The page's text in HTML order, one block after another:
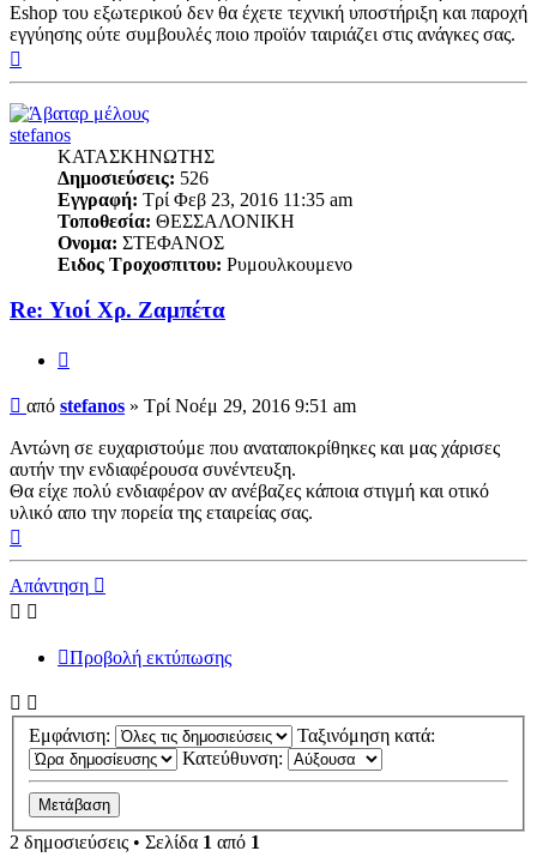
Eshop του εξωτερικού δεν θα έχετε τεχνική υποστήριξη και παροχή
εγγύησης ούτε συμβουλές ποιο προϊόν ταιριάζει στις ανάγκες σας.
stefanos
ΚΑΤΑΣΚΗΝΩΤΗΣ
Δημοσιεύσεις: 526
Εγγραφή: Τρί Φεβ 23, 2016 11:35 am
Τοποθεσία: ΘΕΣΣΑΛΟΝΙΚΗ
Ονομα: ΣΤΕΦΑΝΟΣ
Ειδος Τροχοσπιτου: Ρυμουλκουμενο
Re: Υιοί Χρ. Ζαμπέτα
Δημοσίευση
από stefanos » Τρί Νοέμ 29, 2016 9:51 am
Αντώνη σε ευχαριστούμε που αναταποκρίθηκες και μας χάρισες
αυτήν την ενδιαφέρουσα συνέντευξη.
Θα είχε πολύ ενδιαφέρον αν ανέβαζες κάποια στιγμή και οτικό
υλικό απο την πορεία της εταιρείας σας.
Απάντηση
Προβολή εκτύπωσης
Εμφάνιση:
Ταξινόμηση κατά:
Κατεύθυνση:
2 δημοσιεύσεις • Σελίδα 1 από 1